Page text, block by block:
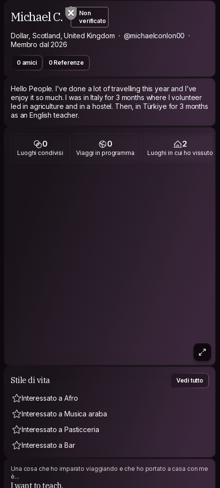
Michael C.
Non
verificato
Dollar, Scotland, United Kingdom
@michaelconlon00
Membro dal 2026
0 amici 0 Referenze
Hello People. I’ve done a lot of travelling this year and I’ve
enjoy it so much. I was in Italy for 3 months where I volunteer
led in agriculture and in a hostel. Then, in Türkiye for 3 months
as an English teacher.
0
Luoghi condivisi
0
Viaggi in programma
2
Luoghi in cui ho vissuto
Stile di vita Vedi tutto
Interessato a Afro
Interessato a Musica araba
Interessato a Pasticceria
Interessato a Bar
Una cosa che ho imparato viaggiando e che ho portato a casa con me
è...
I want to teach.